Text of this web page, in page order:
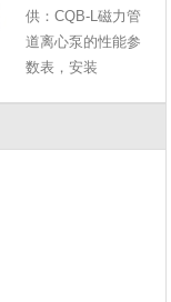
供：CQB-L磁力管
道离心泵的性能参
数表，安装